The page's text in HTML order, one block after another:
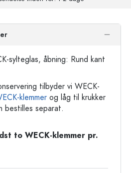
sylteglas, åbning: Rund kant
tilbyder vi WECK-
klemmer og låg til krukker
bestilles separat.
to WECK-klemmer pr.